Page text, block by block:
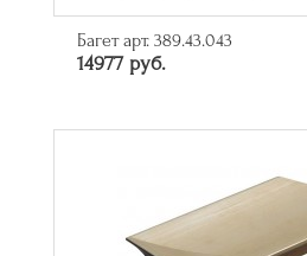
Багет арт. 389.43.043
14977 руб.